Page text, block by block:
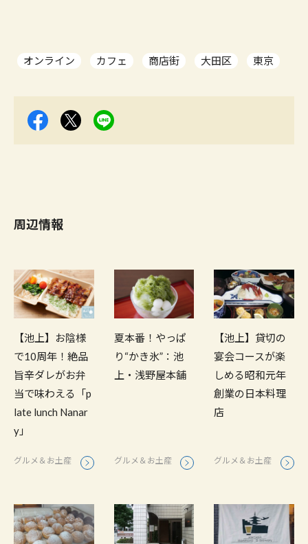
オンライン カフェ 商店街 大田区 東京
周辺情報
【池上】お陰様
で10周年！絶品
旨辛ダレがお弁
当で味わえる「p
late lunch Nanar
y」
グルメ＆お土産
夏本番！やっぱ
り“かき氷”：池
上・浅野屋本舗
グルメ＆お土産
【池上】貸切の
宴会コースが楽
しめる昭和元年
創業の日本料理
店
グルメ＆お土産